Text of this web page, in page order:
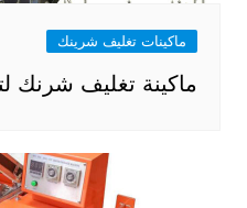
ماكينات تغليف شرينك
ماكينة تغليف شرنك